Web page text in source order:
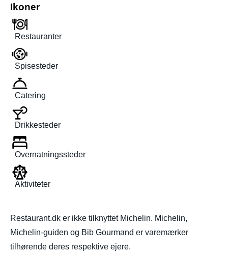
Ikoner
Restauranter
Spisesteder
Catering
Drikkesteder
Overnatningssteder
Aktiviteter
Restaurant.dk er ikke tilknyttet Michelin. Michelin,
Michelin-guiden og Bib Gourmand er varemærker
tilhørende deres respektive ejere.